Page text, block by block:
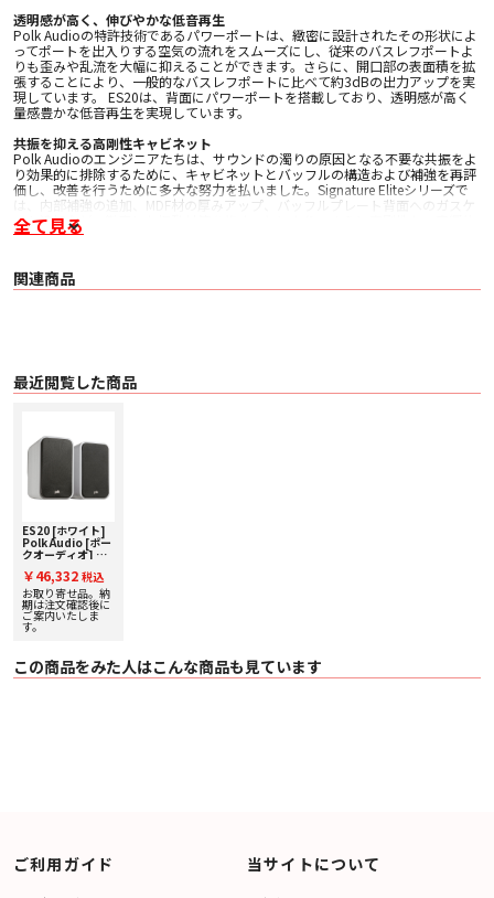
透明感が高く、伸びやかな低音再生
Polk Audioの特許技術であるパワーポートは、緻密に設計されたその形状によ
ってポートを出入りする空気の流れをスムーズにし、従来のバスレフポートよ
りも歪みや乱流を大幅に抑えることができます。さらに、開口部の表面積を拡
張することにより、一般的なバスレフポートに比べて約3dBの出力アップを実
現しています。 ES20は、背面にパワーポートを搭載しており、透明感が高く
量感豊かな低音再生を実現しています。
共振を抑える高剛性キャビネット
Polk Audioのエンジニアたちは、サウンドの濁りの原因となる不要な共振をよ
り効果的に排除するために、キャビネットとバッフルの構造および補強を再評
価し、改善を行うために多大な努力を払いました。Signature Eliteシリーズで
は、内部補強の追加、MDF材の厚みアップ、バッフルプレート背面へのガスケ
ット追加など、徹底した振動対策を施すことにより、さらに高剛性かつ音響的
に不活性なキャビネットを実現しました。
• Hi-Res Audio 認証取得
■ 主な仕様
○ トランスデューサー
○ エンクロージャー形式 リア Power Port
○ 再生周波数範囲 41Hz - 40kHz
○ 感度 (2.83V/1m) 86dB
○ クロスオーバー周波数 2,400Hz
○ カラー ブラック
○ 外形寸法（W×H×D） 216mm × 375mm × 354mm
○ 質量（1台） 7.7kg
○ 付属品 取扱説明書、 保証書、 グリル（マグネット式）、ラバーパッド
全て見る
関連商品
最近閲覧した商品
ES20 [ホワイト]
Polk Audio [ポー
クオーディオ] ブ
ーカー [ペア] 下取
り査定額20%アッ
プ実施中！
￥46,332 税込
お取り寄せ品。納
期は注文確認後に
ご案内いたしま
す。
この商品をみた人はこんな商品も見ています
ご利用ガイド 当サイトについて